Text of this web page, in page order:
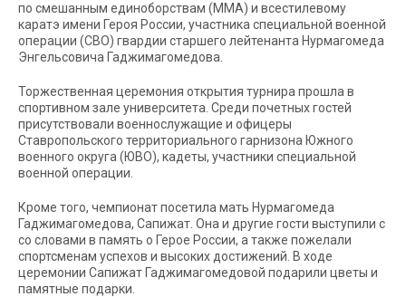
по смешанным единоборствам (ММА) и всестилевому
каратэ имени Героя России, участника специальной военной
операции (СВО) гвардии старшего лейтенанта Нурмагомеда
Энгельсовича Гаджимагомедова.
Торжественная церемония открытия турнира прошла в
спортивном зале университета. Среди почетных гостей
присутствовали военнослужащие и офицеры
Ставропольского территориального гарнизона Южного
военного округа (ЮВО), кадеты, участники специальной
военной операции.
Кроме того, чемпионат посетила мать Нурмагомеда
Гаджимагомедова, Сапижат. Она и другие гости выступили с
со словами в память о Герое России, а также пожелали
спортсменам успехов и высоких достижений. В ходе
церемонии Сапижат Гаджимагомедовой подарили цветы и
памятные подарки.